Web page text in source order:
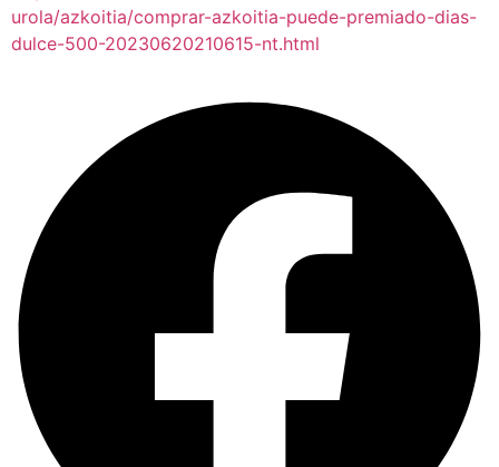
urola/azkoitia/comprar-azkoitia-puede-premiado-dias-
dulce-500-20230620210615-nt.html